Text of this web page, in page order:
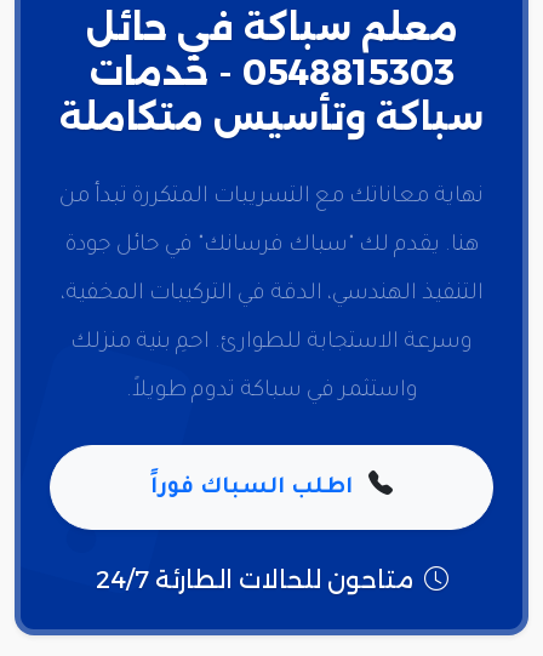
معلم سباكة في حائل
0548815303 - خدمات
سباكة وتأسيس متكاملة
نهاية معاناتك مع التسريبات المتكررة تبدأ من
هنا. يقدم لك "سباك فرسانك" في حائل جودة
التنفيذ الهندسي، الدقة في التركيبات المخفية،
وسرعة الاستجابة للطوارئ. احمِ بنية منزلك
واستثمر في سباكة تدوم طويلاً.
اطلب السباك فوراً
متاحون للحالات الطارئة 24/7